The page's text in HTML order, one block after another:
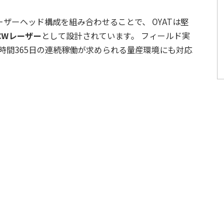
ーヘッド構成を組み合わせることで、 OYATは堅
レーザーとして設計されています。 フィールド実
間365日の連続稼働が求められる量産環境にも対応